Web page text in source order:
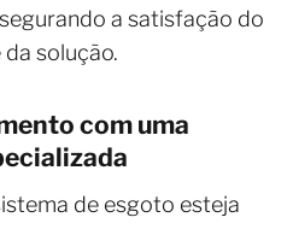
a satisfação do
solução.
com uma
de esgoto esteja